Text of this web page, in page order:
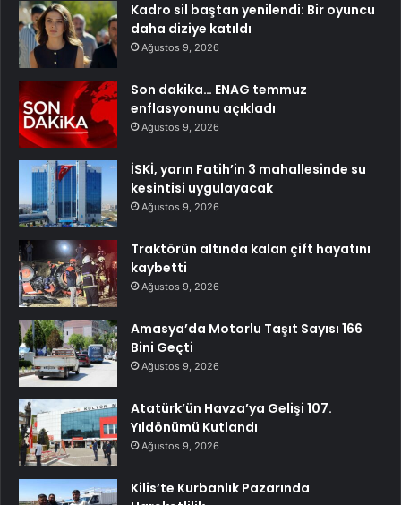
Kadro sil baştan yenilendi: Bir oyuncu
daha diziye katıldı
Ağustos 9, 2026
Son dakika… ENAG temmuz
enflasyonunu açıkladı
Ağustos 9, 2026
İSKİ, yarın Fatih’in 3 mahallesinde su
kesintisi uygulayacak
Ağustos 9, 2026
Traktörün altında kalan çift hayatını
kaybetti
Ağustos 9, 2026
Amasya’da Motorlu Taşıt Sayısı 166
Bini Geçti
Ağustos 9, 2026
Atatürk’ün Havza’ya Gelişi 107.
Yıldönümü Kutlandı
Ağustos 9, 2026
Kilis’te Kurbanlık Pazarında